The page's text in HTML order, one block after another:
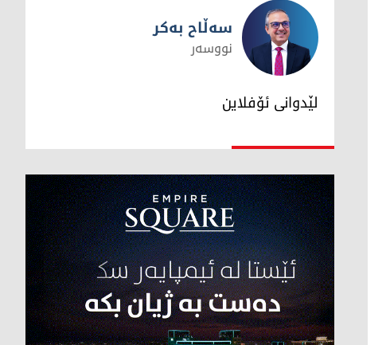
سەڵاح بەکر
سەڵاح بەکر
نووسەر
لێدوانی ئۆفلاین